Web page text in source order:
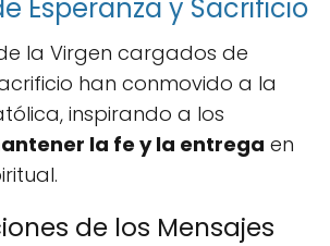
Esperanza y Sacrificio
la Virgen cargados de
han conmovido a la
inspirando a los
la fe y la entrega en
de los Mensajes